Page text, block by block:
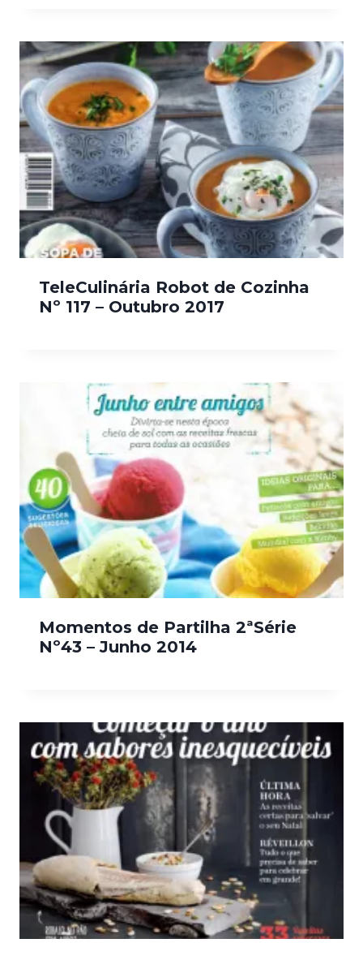
TeleCulinária Robot de Cozinha
Nº 117 – Outubro 2017
Momentos de Partilha 2ªSérie
Nº43 – Junho 2014